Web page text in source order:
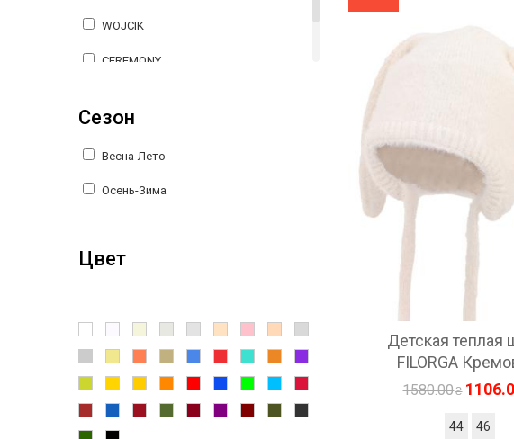
WOJCIK
CEREMONY
Сезон
Весна-Лето
Осень-Зима
Цвет
Детская теплая
FILORGA
1580.00
44 46